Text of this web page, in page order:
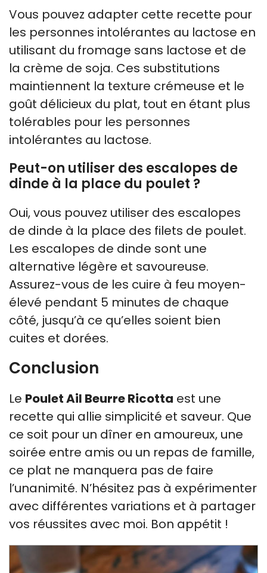
Vous pouvez adapter cette recette pour
les personnes intolérantes au lactose en
utilisant du fromage sans lactose et de
la crème de soja. Ces substitutions
maintiennent la texture crémeuse et le
goût délicieux du plat, tout en étant plus
tolérables pour les personnes
intolérantes au lactose.
Peut-on utiliser des escalopes de
dinde à la place du poulet ?
Oui, vous pouvez utiliser des escalopes
de dinde à la place des filets de poulet.
Les escalopes de dinde sont une
alternative légère et savoureuse.
Assurez-vous de les cuire à feu moyen-
élevé pendant 5 minutes de chaque
côté, jusqu’à ce qu’elles soient bien
cuites et dorées.
Conclusion
Le Poulet Ail Beurre Ricotta est une
recette qui allie simplicité et saveur. Que
ce soit pour un dîner en amoureux, une
soirée entre amis ou un repas de famille,
ce plat ne manquera pas de faire
l’unanimité. N’hésitez pas à expérimenter
avec différentes variations et à partager
vos réussites avec moi. Bon appétit !